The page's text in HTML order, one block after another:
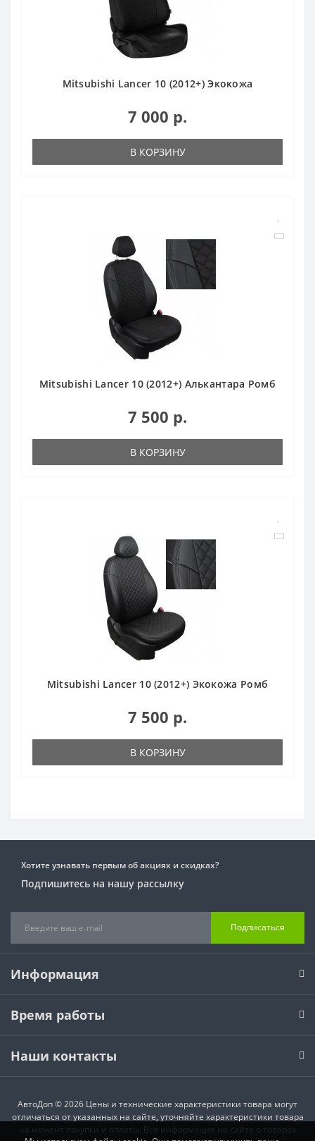
Mitsubishi Lancer 10 (2012+) Экокожа
7 000 р.
В КОРЗИНУ
Mitsubishi Lancer 10 (2012+) Алькантара Ромб
7 500 р.
В КОРЗИНУ
Mitsubishi Lancer 10 (2012+) Экокожа Ромб
7 500 р.
В КОРЗИНУ
Хотите узнавать первым об акциях и скидках?
Подпишитесь на нашу рассылку
Подписаться
Информация
Время работы
Наши контакты
АвтоДоп © 2026 Цены и технические характеристики товара могут
отличаться от указанных на сайте, уточняйте характеристики товара
на момент покупки и оплаты. Вся информация на сайте о товарах